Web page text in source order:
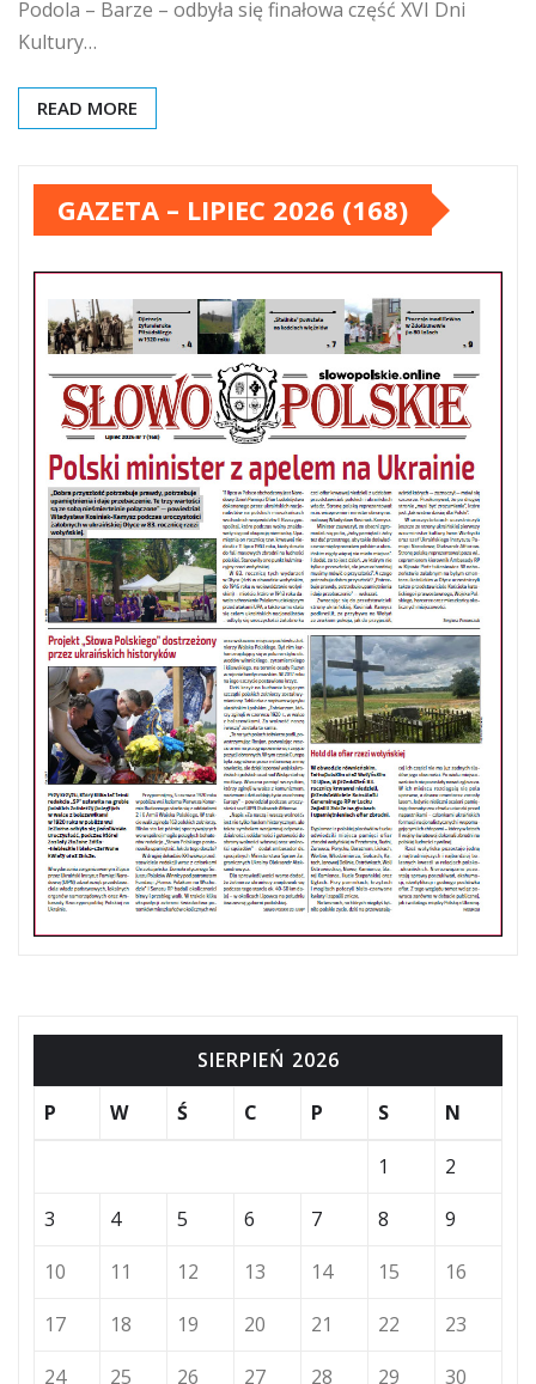
Podola – Barze – odbyła się finałowa część XVI Dni
Kultury…
READ MORE
GAZETA – LIPIEC 2026 (168)
SIERPIEŃ 2026
P
W Ś C P S N
1
2
3
4 5 6 7 8
9
10
11 12 13 14 15
16
17
18 19 20 21 22
23
24
25 26 27 28 29 30